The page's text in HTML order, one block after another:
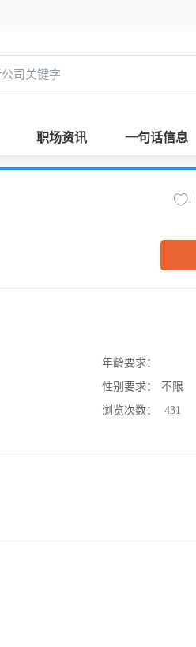
职场资讯 一句话信息
年龄要求：
性别要求：
不限
浏览次数：
431